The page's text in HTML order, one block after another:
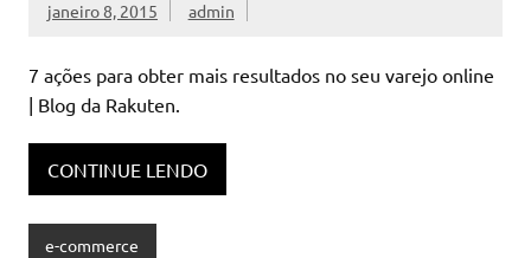
janeiro 8, 2015 admin
7 ações para obter mais resultados no seu varejo online
| Blog da Rakuten.
CONTINUE LENDO
e-commerce